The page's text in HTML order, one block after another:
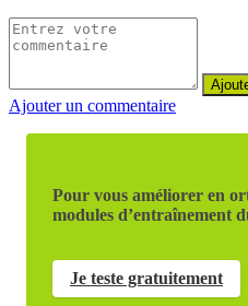
Ajouter un commentaire
Pour vous améliorer en
modules d’entraînement
Je teste gratuitement